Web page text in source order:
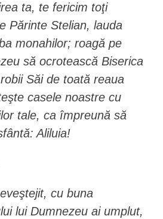
ta, te fericim toţi
Părinte Stelian, lauda
monahilor; roagă pe
să ocrotească Biserica
Săi de toată reaua
casele noastre cu
tale, ca împreună să
Aliluia!
cu buna
lui Dumnezeu ai umplut,